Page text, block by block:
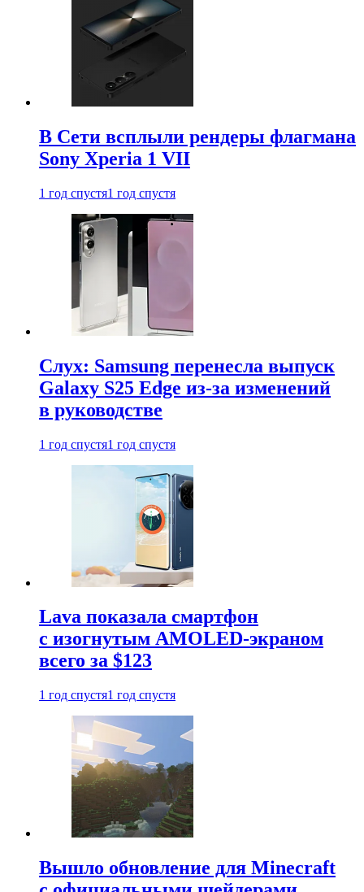
В Сети всплыли рендеры флагмана
Sony Xperia 1 VII
1 год спустя1 год спустя
Слух: Samsung перенесла выпуск
Galaxy S25 Edge из-за изменений
в руководстве
1 год спустя1 год спустя
Lava показала смартфон
с изогнутым AMOLED-экраном
всего за $123
1 год спустя1 год спустя
Вышло обновление для Minecraft